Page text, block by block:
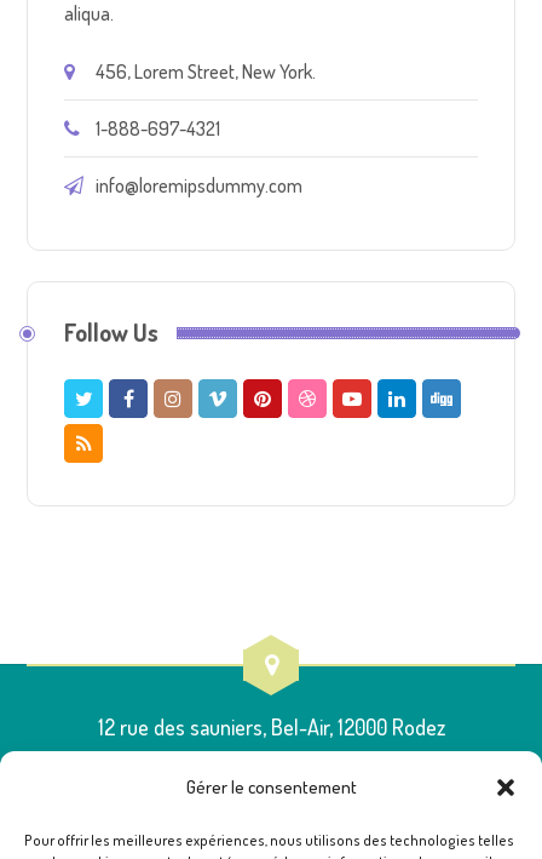
Gérer le consentement
Pour offrir les meilleures expériences, nous utilisons des technologies telles
aliqua.
456, Lorem Street, New York.
1-888-697-4321
info@loremipsdummy.com
Follow Us
12 rue des sauniers, Bel-Air, 12000 Rodez